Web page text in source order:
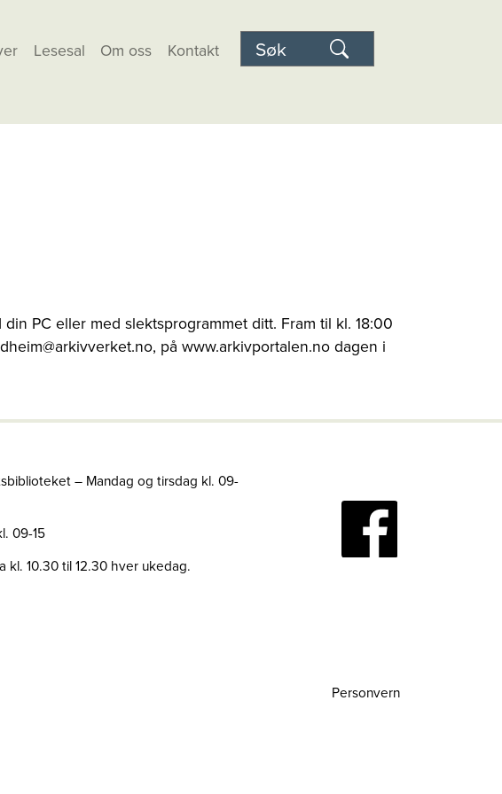
Lesesal Om oss Kontakt
PC eller med slektsprogrammet ditt. Fram til kl. 18:00
på www.arkivportalen.no dagen i
– Mandag og tirsdag kl. 09-
09-15
kl. 10.30 til 12.30 hver ukedag.
Personvern